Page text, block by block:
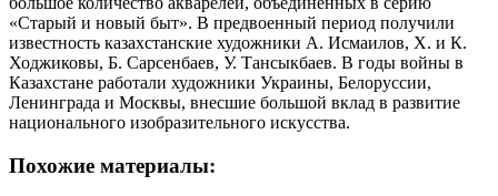
«Старый и новый быт». В предвоенный период получили
известность казахстанские художники А. Исмаилов, X. и К.
Ходжиковы, Б. Сарсенбаев, У. Тансыкбаев. В годы войны в
Казахстане работали художники Украины, Белоруссии,
Ленинграда и Москвы, внесшие большой вклад в развитие
национального изобразительного искусства.
Похожие материалы: